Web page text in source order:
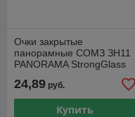
Очки закрытые
панорамные СОМЗ ЗН11
PANORAMA StrongGlass
прозрачные PC Super (РС
- поликарбонатное ст
24,89 руб.
Купить